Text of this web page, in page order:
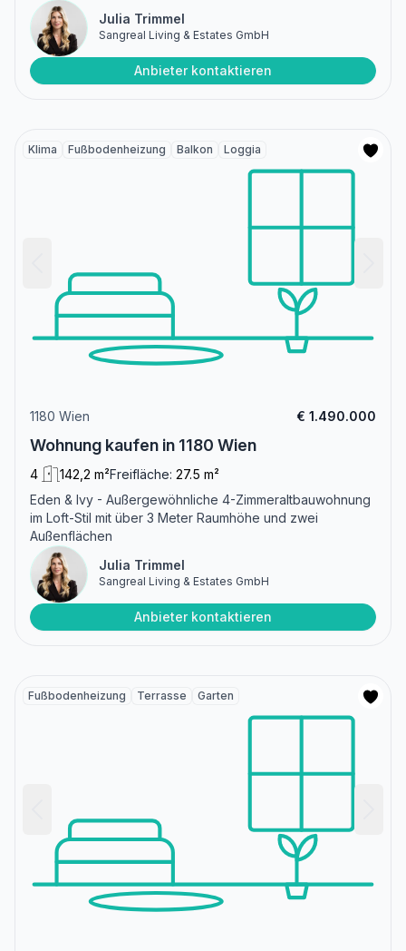
Julia Trimmel
Sangreal Living & Estates GmbH
Anbieter kontaktieren
Klima Fußbodenheizung Balkon Loggia
1180 Wien € 1.490.000
Wohnung kaufen in 1180 Wien
4 142,2 m²Freifläche: 27.5 m²
Eden & Ivy - Außergewöhnliche 4-Zimmeraltbauwohnung
im Loft-Stil mit über 3 Meter Raumhöhe und zwei
Außenflächen
Julia Trimmel
Sangreal Living & Estates GmbH
Anbieter kontaktieren
Fußbodenheizung Terrasse Garten